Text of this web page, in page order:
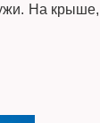
На крыше,